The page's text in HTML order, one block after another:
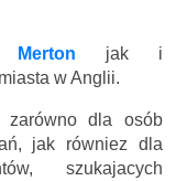
jak i
w Anglii.
zarówno dla osób
jak równiez dla
szukajacych